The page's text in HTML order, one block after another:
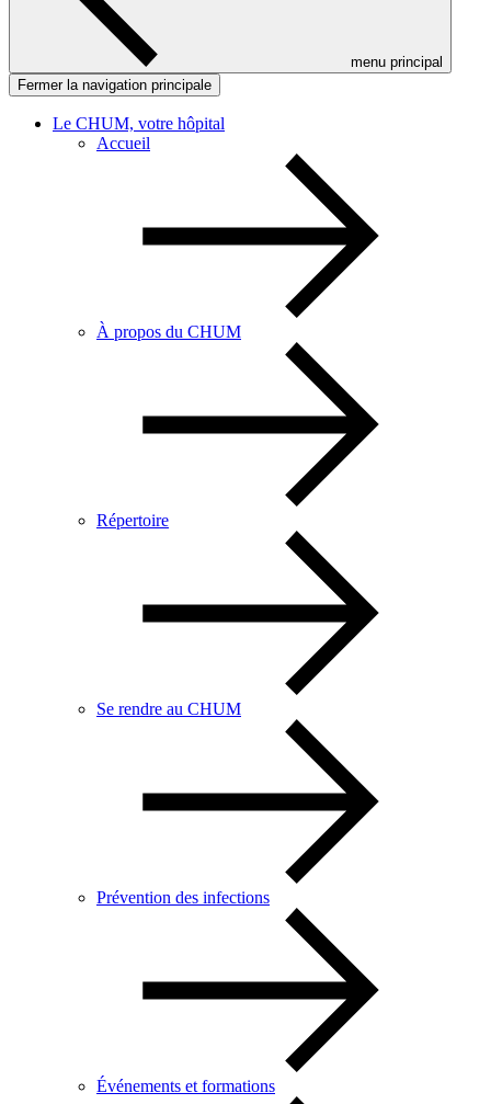
menu principal
Fermer la navigation principale
Le CHUM, votre hôpital
Accueil
À propos du CHUM
Répertoire
Se rendre au CHUM
Prévention des infections
Événements et formations